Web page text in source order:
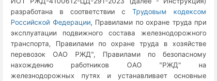
разработана в соответствии с Трудовым кодексом
Российской Федерации, Правилами по охране труда при
эксплуатации подвижного состава железнодорожного
транспорта, Правилами по охране труда в хозяйстве
перевозок ОАО РЖД", Правилами по безопасному
нахождению работников ОАО "РЖД" на
железнодорожных путях и устанавливает основные